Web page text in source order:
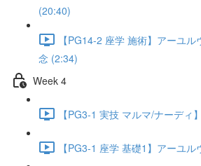
(20:40)
【PG14-2 座学 施術】アーユ
念 (2:34)
Week 4
【PG3-1 実技 マルマ/ナーディ
【PG3-1 座学 基礎1】アーユ